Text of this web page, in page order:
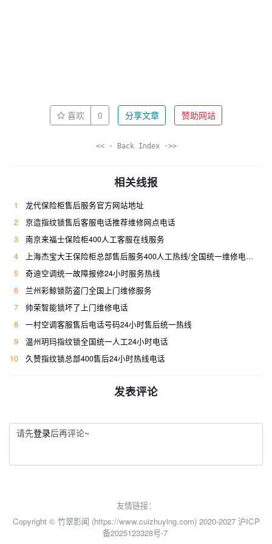
喜欢 0 分享文章 赞助网站
<< · Back Index ·>>
相关线报
1
龙代保险柜售后服务官方网站地址
2
京造指纹锁售后客服电话推荐维修网点电话
3
南京来福士保险柜400人工客服在线服务
4
上海杰宝大王保险柜总部售后服务400人工热线/全国统一维修电话是多少
5
奇迪空调统一故障报修24小时服务热线
6
兰州彩鲸锁防盗门全国上门维修服务
7
帅荣智能锁坏了上门维修电话
8
一村空调客服售后电话号码24小时售后统一热线
9
温州玥玛指纹锁全国统一人工24小时电话
10
久赞指纹锁总部400售后24小时热线电话
发表评论
请先登录后再评论~
友情链接：
Copyright © 竹翠影闻 (https://www.cuizhuying.com) 2020-2027 沪ICP
备2025123328号-7